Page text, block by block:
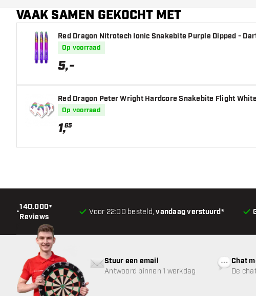
VAAK SAMEN GEKOCHT MET
Red Dragon Nitrotech Ionic Snakebite Purple Dipped -
Op voorraad
5,-
Red Dragon Peter Wright Hardcore Snakebite Flight
Op voorraad
1,65
•
140.000+
Reviews
Voor 22:00 besteld,vandaag verstuurd*
Stuur een email
Antwoord binnen 1 werkdag
Chat
De